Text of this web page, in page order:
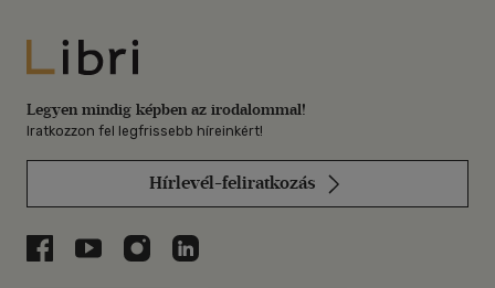
Libri
Legyen mindig képben az irodalommal!
Iratkozzon fel legfrissebb híreinkért!
Hírlevél-feliratkozás
Libri a Facebookon
Libri a Youtube-on
Libri az Instagramon
Libri a LinkedInen